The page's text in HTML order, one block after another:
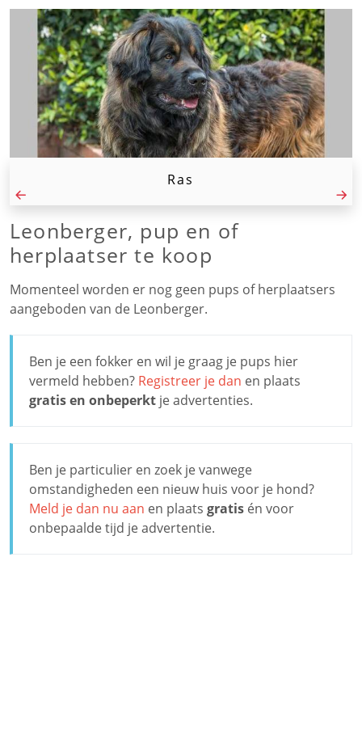
Ras
Leonberger, pup en of
herplaatser te koop
Momenteel worden er nog geen pups of herplaatsers
aangeboden van de Leonberger.
Ben je een fokker en wil je graag je pups hier
vermeld hebben? Registreer je dan en plaats
gratis en onbeperkt je advertenties.
Ben je particulier en zoek je vanwege
omstandigheden een nieuw huis voor je hond?
Meld je dan nu aan en plaats gratis én voor
onbepaalde tijd je advertentie.